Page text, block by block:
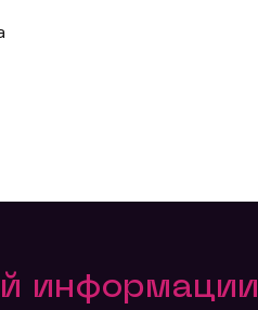
информации